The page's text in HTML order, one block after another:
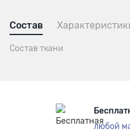
Состав
Состав ткани
любой